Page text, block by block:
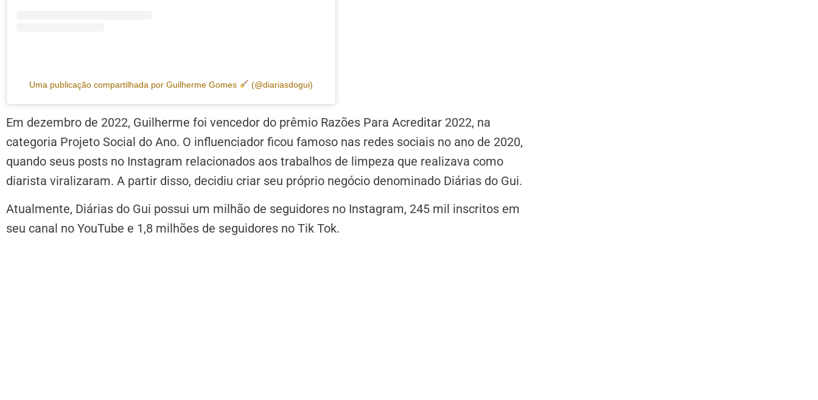
Uma publicação compartilhada por Guilherme Gomes (@diariasdogui)
Em dezembro de 2022, Guilherme foi vencedor do prêmio Razões Para Acreditar 2022, na
categoria Projeto Social do Ano. O influenciador ficou famoso nas redes sociais no ano de 2020,
quando seus posts no Instagram relacionados aos trabalhos de limpeza que realizava como
diarista viralizaram. A partir disso, decidiu criar seu próprio negócio denominado Diárias do Gui.
Atualmente, Diárias do Gui possui um milhão de seguidores no Instagram, 245 mil inscritos em
seu canal no YouTube e 1,8 milhões de seguidores no Tik Tok.